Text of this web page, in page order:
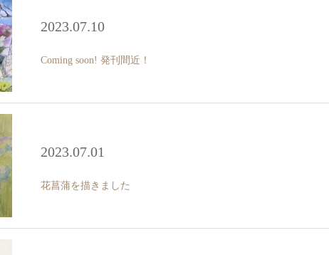
2023.07.10
Coming soon! 発刊間近！
2023.07.01
花菖蒲を描きました